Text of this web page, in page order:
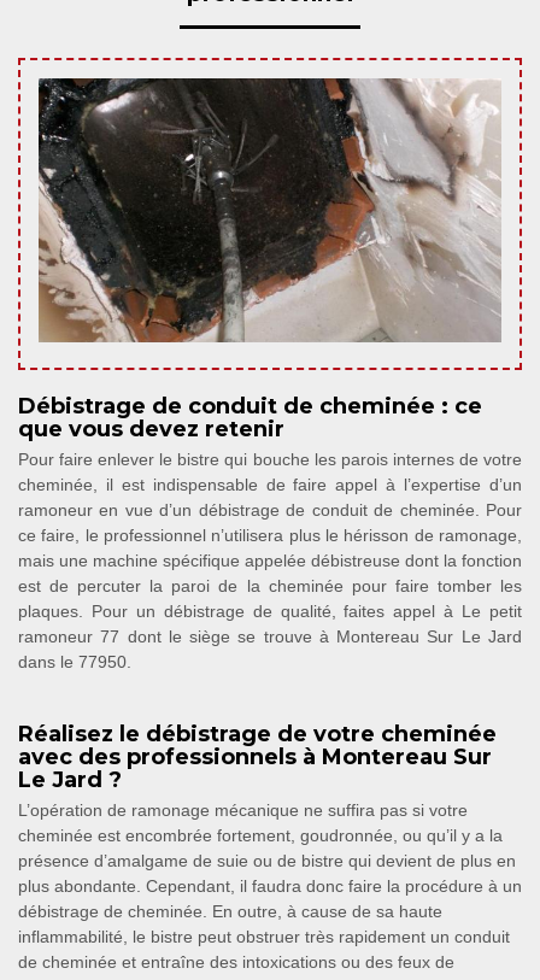
Débistrage de conduit de cheminée : ce
que vous devez retenir
Pour faire enlever le bistre qui bouche les parois internes de votre
cheminée, il est indispensable de faire appel à l’expertise d’un
ramoneur en vue d’un débistrage de conduit de cheminée. Pour
ce faire, le professionnel n’utilisera plus le hérisson de ramonage,
mais une machine spécifique appelée débistreuse dont la fonction
est de percuter la paroi de la cheminée pour faire tomber les
plaques. Pour un débistrage de qualité, faites appel à Le petit
ramoneur 77 dont le siège se trouve à Montereau Sur Le Jard
dans le 77950.
Réalisez le débistrage de votre cheminée
avec des professionnels à Montereau Sur
Le Jard ?
L’opération de ramonage mécanique ne suffira pas si votre
cheminée est encombrée fortement, goudronnée, ou qu’il y a la
présence d’amalgame de suie ou de bistre qui devient de plus en
plus abondante. Cependant, il faudra donc faire la procédure à un
débistrage de cheminée. En outre, à cause de sa haute
inflammabilité, le bistre peut obstruer très rapidement un conduit
de cheminée et entraîne des intoxications ou des feux de